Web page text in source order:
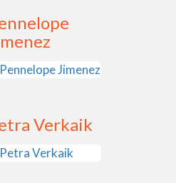
Verkaik